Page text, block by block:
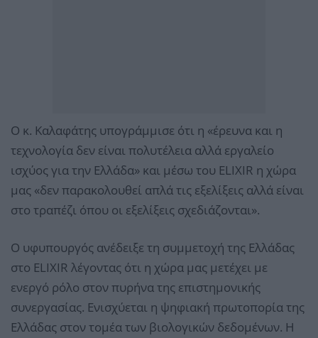
Ο κ. Καλαφάτης υπογράμμισε ότι η «έρευνα και η
τεχνολογία δεν είναι πολυτέλεια αλλά εργαλείο
ισχύος για την Ελλάδα» και μέσω του ELIXΙR η χώρα
μας «δεν παρακολουθεί απλά τις εξελίξεις αλλά είναι
στο τραπέζι όπου οι εξελίξεις σχεδιάζονται».
Ο υφυπουργός ανέδειξε τη συμμετοχή της Ελλάδας
στο ELIXΙR λέγοντας ότι η χώρα μας μετέχει με
ενεργό ρόλο στον πυρήνα της επιστημονικής
συνεργασίας. Ενισχύεται η ψηφιακή πρωτοπορία της
Ελλάδας στον τομέα των βιολογικών δεδομένων. Η